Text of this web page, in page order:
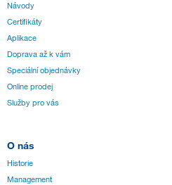
Návody
Certifikáty
Aplikace
Doprava až k vám
Speciální objednávky
Online prodej
Služby pro vás
O nás
Historie
Management